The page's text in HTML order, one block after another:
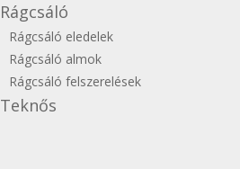
Rágcsáló
Rágcsáló eledelek
Rágcsáló almok
Rágcsáló felszerelések
Teknős